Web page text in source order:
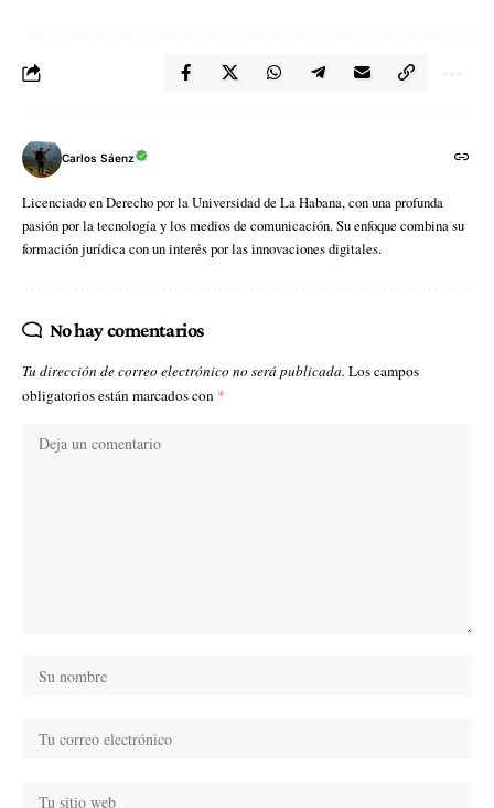
Carlos Sáenz
Licenciado en Derecho por la Universidad de La Habana, con una profunda
pasión por la tecnología y los medios de comunicación. Su enfoque combina su
formación jurídica con un interés por las innovaciones digitales.
No hay comentarios
Tu dirección de correo electrónico no será publicada. Los campos
obligatorios están marcados con *